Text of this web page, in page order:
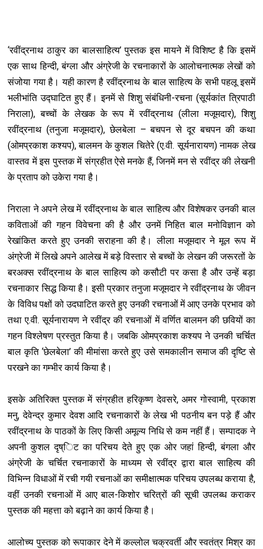
‘रवींद्रनाथ ठाकुर का बालसाहित्य’ पुस्तक इस मायने में विशि‍ष्ट है कि इसमें
एक साथ हिन्दी, बंग्ला और अंग्रेजी के रचनाकारों के आलोचनात्मक लेखों को
संजोया गया है। यही कारण है रवींद्रनाथ के बाल साहित्य के सभी पहलू इसमें
भलीभांति उद्घाटित हुए हैं। इनमें से शिशु संबंधिनी-रचना (सूर्यकांत त्रिपाठी
निराला), बच्चों के लेखक के रूप में रवींद्रनाथ (लीला मजूमदार), शिशु
रवींद्रनाथ (तनुजा मजूमदार), छेलबेला – बचपन से दूर बचपन की कथा
(ओमप्रकाश कश्यप), बालमन के कुशल चितेरे (ए.वी. सूर्यनारायण) नामक लेख
वास्तव में इस पुस्तक में संग्रहीत ऐसे मनके हैं, जिनमें मन से रवींद्र की लेखनी
के प्रताप को उकेरा गया है।
निराला ने अपने लेख में रवींद्रनाथ के बाल साहित्य और विशेषकर उनकी बाल
कविताओं की गहन विवेचना की है और उनमें निहित बाल मनोविज्ञान को
रेखांकित करते हुए उनकी सराहना की है। लीला मजूमदार ने मूल रूप में
अंग्रेजी में लिखे अपने आलेख में बड़े विस्तार से बच्चों के लेखन की जरूरतों के
बरअक्स रवींद्रनाथ के बाल साहित्य को कसौटी पर कसा है और उन्हें बड़ा
रचनाकार सिद्ध किया है। इसी प्रकार तनुजा मजूमदार ने रवींद्रनाथ के जीवन
के विविध पक्षों को उदघाटित करते हुए उनकी रचनाओं में आए उनके प्रभाव को
तथा ए.वी. सूर्यनारायण ने रवींद्र की रचनाओं में वर्णित बालमन की छवियों का
गहन विश्लेषण प्रस्तुत किया है। जबकि ओमप्रकाश कश्यप ने उनकी चर्चित
बाल कृति ‘छेलबेला’ की मीमांसा करते हुए उसे समकालीन समाज की दृष्टि से
परखने का गम्भीर कार्य किया है।
इसके अतिरिक्त पुस्तक में संग्रहीत हरिकृष्ण देवसरे, अमर गोस्वामी, प्रकाश
मनु, देवेन्द्र कुमार देवश आदि रचनाकारों के लेख भी पठनीय बन पड़े हैं और
रवींद्रनाथ के पाठकों के लिए किसी अमूल्य निधि से कम नहीं हैं। सम्पादक ने
अपनी कुशल दृष्िट का परिचय देते हुए एक ओर जहां हिन्दी, बंगला और
अंग्रेजी के चर्चित रचनाकारों के माध्यम से रवींद्र द्वारा बाल साहित्य की
विभि‍न्न विधाओं में रची गयी रचनाओं का समीक्षात्मक परिचय उपलब्ध कराया है,
वहीं उनकी रचनाओं में आए बाल-किशोर चरित्रों की सूची उपलब्ध कराकर
पुस्तक की महत्ता को बढ़ाने का कार्य किया है।
आलोच्य पुस्तक को रूपाकार देने में कल्लोल चक्रवर्ती और स्वतंत्र मिश्र का